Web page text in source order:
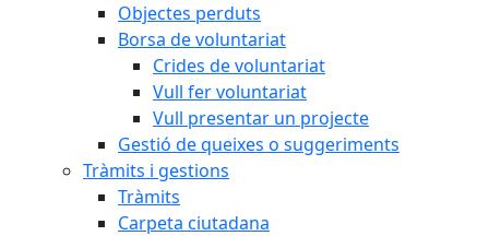
Objectes perduts
Borsa de voluntariat
Crides de voluntariat
Vull fer voluntariat
Vull presentar un projecte
Gestió de queixes o suggeriments
Tràmits i gestions
Tràmits
Carpeta ciutadana